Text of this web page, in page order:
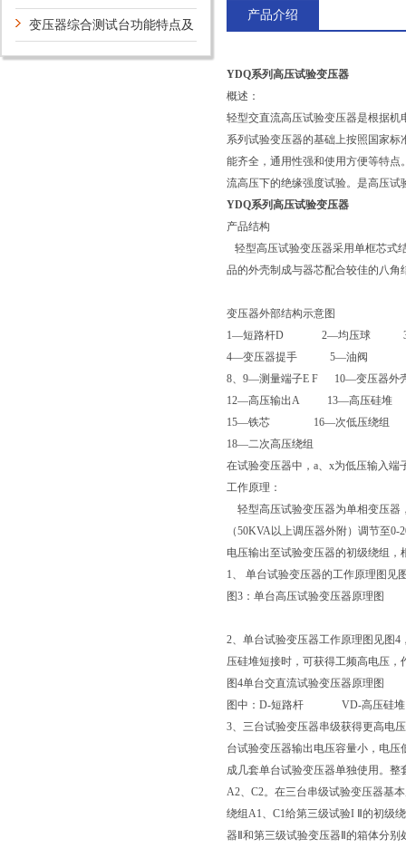
仪？变压器综合测试台功能特点及
用途
产品介绍
YDQ系列高压试验变压器
概述：
轻型交直流高压试验变压器是根据
系列试验变压器的基础上按照国家
能齐全，通用性强和使用方便等特
流高压下的绝缘强度试验。是高压试
YDQ系列高压试验变压器
产品结构
轻型高压试验变压器采用单框芯式
品的外壳制成与器芯配合较佳的八
变压器外部结构示意图
1—短路杆D 2—均压球
4—变压器提手 5—油阀 6、
8、9—测量端子E F 10—变压器
12—高压输出A 13—高压硅
15—铁芯 16—次低压绕组
18—二次高压绕组
在试验变压器中，a、x为低压输入
工作原理：
轻型高压试验变压器为单相变压器
（50KVA以上调压器外附）调节至0-
电压输出至试验变压器的初级绕组
1、 单台试验变压器的工作原理图见
图3：单台高压试验变压器原理图
2、单台试验变压器工作原理图见图
压硅堆短接时，可获得工频高电压
图4单台交直流试验变压器原理图
图中：D-短路杆 VD-高压硅堆
3、三台试验变压器串级获得更高电
台试验变压器输出电压容量小，电
成几套单台试验变压器单独使用。
A2、C2。在三台串级试验变压器基
绕组A1、C1给第三级试验I Ⅱ的初级
器Ⅱ和第三级试验变压器Ⅱ的箱体分